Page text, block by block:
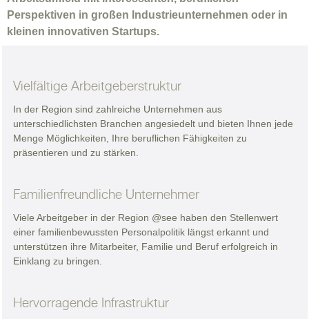
Perspektiven in großen Industrieunternehmen oder in
kleinen innovativen Startups.
Vielfältige Arbeitgeberstruktur
In der Region sind zahlreiche Unternehmen aus
unterschiedlichsten Branchen angesiedelt und bieten Ihnen jede
Menge Möglichkeiten, Ihre beruflichen Fähigkeiten zu
präsentieren und zu stärken.
Familienfreundliche Unternehmer
Viele Arbeitgeber in der Region @see haben den Stellenwert
einer familienbewussten Personalpolitik längst erkannt und
unterstützen ihre Mitarbeiter, Familie und Beruf erfolgreich in
Einklang zu bringen.
Hervorragende Infrastruktur